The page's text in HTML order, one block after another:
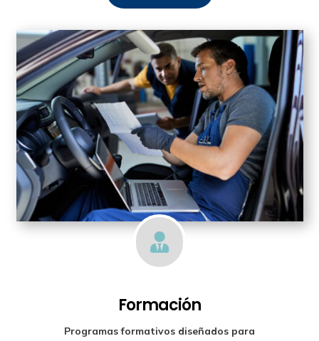

Formación
Programas formativos diseñados para